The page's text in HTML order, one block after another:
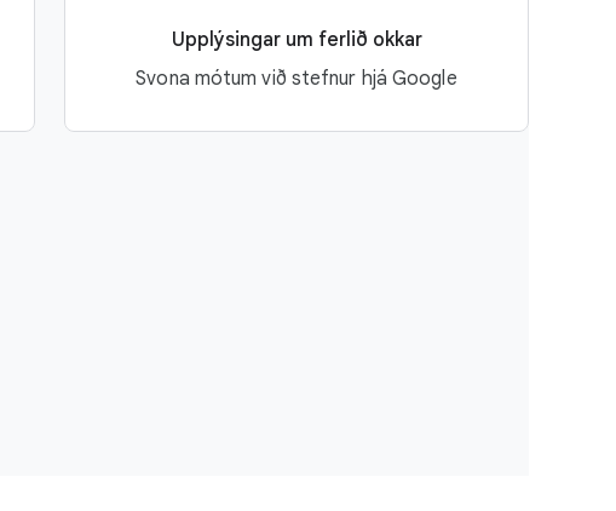
Upplýsingar um ferlið okkar
Svona mótum við stefnur hjá Google